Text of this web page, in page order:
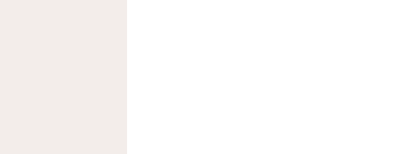
多的愛投入
情眾生的愛